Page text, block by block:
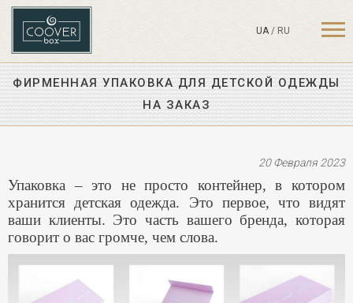
UA / RU
ФИРМЕННАЯ УПАКОВКА ДЛЯ ДЕТСКОЙ ОДЕЖДЫ
НА ЗАКАЗ
20 Февраля 2023
Упаковка – это не просто контейнер, в котором
хранится детская одежда. Это первое, что видят
ваши клиенты. Это часть вашего бренда, которая
говорит о вас громче, чем слова.